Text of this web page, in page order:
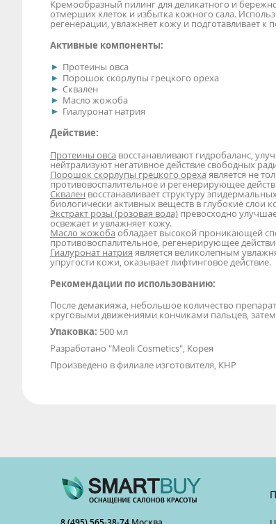
Кремообразный пилинг для деликатного и
отмерших клеток и избытка кожного сала.
регенерации, увлажняет кожу и подготавливает
Активные компоненты:
Протеины овса
Порошок скорлупы грецкого ореха
Сквален
Масло жожоба
Гиалуронат натрия
Действие:
Протеины овса восстанавливают гидробаланс,
нейтрализуют негативное действие свободных
Порошок скорлупы грецкого ореха является не
противовоспалительное и регенерирующее
Сквален восстанавливает структуру
биологически активных веществ в глубокие слои
Экстракт розы (розовая вода) превосходно
освежает и увлажняет кожу.
Масло жожоба обладает высокой проникающей
противовоспалительное, регенерирующее
Гиалуронат натрия является великолепным
упругости кожи, оказывает лифтинговое действие.
Рекомендации по использованию:
После демакияжа, небольшое количество
круговыми движениями кончиками пальцев,
Упаковка: 500 мл
Разработано "Meoli Cosmetics", Корея
Произведено в филиале изготовителя, КНР